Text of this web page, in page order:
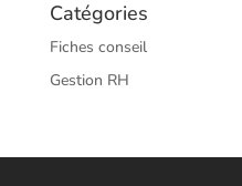
Catégories
Fiches conseil
Gestion RH